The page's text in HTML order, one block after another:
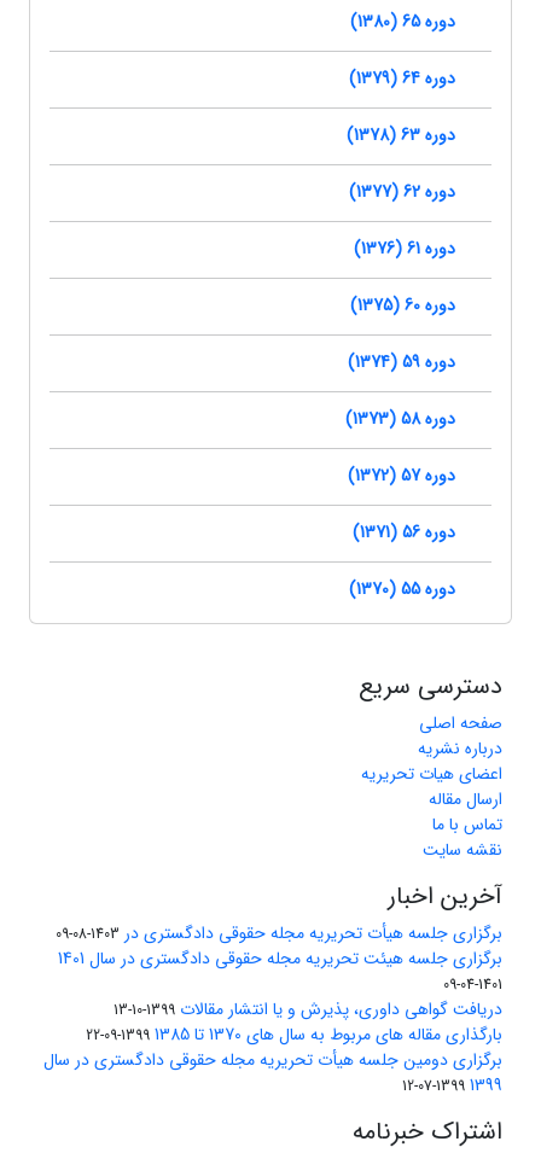
دوره 65 (1380)
دوره 64 (1379)
دوره 63 (1378)
دوره 62 (1377)
دوره 61 (1376)
دوره 60 (1375)
دوره 59 (1374)
دوره 58 (1373)
دوره 57 (1372)
دوره 56 (1371)
دوره 55 (1370)
دسترسی سریع
صفحه اصلی
درباره نشریه
اعضای هیات تحریریه
ارسال مقاله
تماس با ما
نقشه سایت
آخرین اخبار
برگزاری جلسه هیأت تحریریه مجله حقوقی دادگستری در 1403-08-09
برگزاری جلسه هیئت تحریریه مجله حقوقی دادگستری در سال 1401
1401-04-09
دریافت گواهی داوری، پذیرش و یا انتشار مقالات 1399-10-13
بارگذاری مقاله های مربوط به سال های 1370 تا 1385 1399-09-22
برگزاری دومین جلسه هیأت تحریریه مجله حقوقی دادگستری در سال
1399
1399-07-12
اشتراک خبرنامه